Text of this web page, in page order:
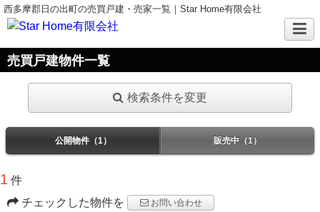
西多摩郡日の出町の売買戸建・売家一覧｜Star Home有限会社
売買戸建物件一覧
検索条件を変更
公開物件（1） 販売中（1）
1 件
チェックした物件を
お問い合わせ